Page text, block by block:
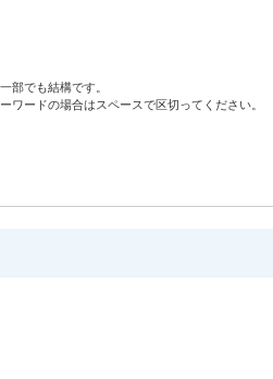
部でも結構です。
ワードの場合はスペースで区切ってください。